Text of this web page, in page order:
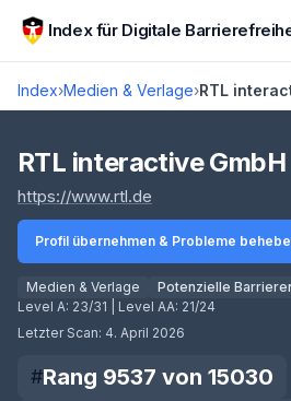
Zum Hauptinhalt springen
Index für Digitale
Index›Medien & Verlage›RTL
Score lädt
RTL interactive GmbH
https://www.rtl.de
Profil übernehmen & Probleme
Medien & Verlage
Potenzielle
Level A: 23/31 | Level AA: 21/24
Letzter Scan: 4. April 2026
#Rang 9537 von 15030